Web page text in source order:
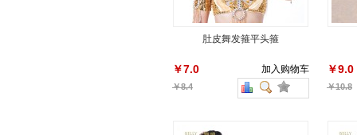
肚皮舞发箍平头箍
￥7.0 加入购物车
￥8.4
￥9.0
￥10.8